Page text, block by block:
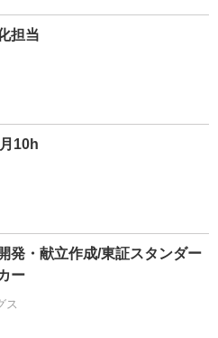
担当
10h
発・献立作成/東証スタンダー
ー
ス